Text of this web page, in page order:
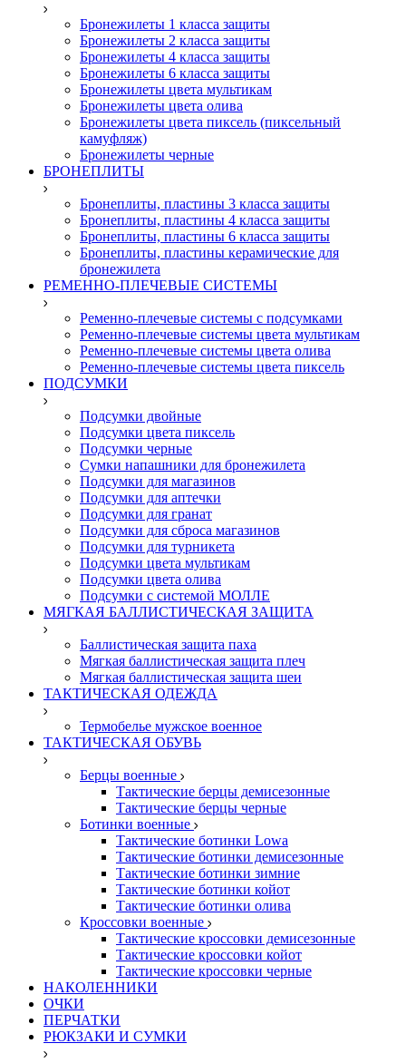
Бронежилеты 1 класса защиты
Бронежилеты 2 класса защиты
Бронежилеты 4 класса защиты
Бронежилеты 6 класса защиты
Бронежилеты цвета мультикам
Бронежилеты цвета олива
Бронежилеты цвета пиксель (пиксельный
камуфляж)
Бронежилеты черные
БРОНЕПЛИТЫ
Бронеплиты, пластины 3 класса защиты
Бронеплиты, пластины 4 класса защиты
Бронеплиты, пластины 6 класса защиты
Бронеплиты, пластины керамические для
бронежилета
РЕМЕННО-ПЛЕЧЕВЫЕ СИСТЕМЫ
Ременно-плечевые системы с подсумками
Ременно-плечевые системы цвета мультикам
Ременно-плечевые системы цвета олива
Ременно-плечевые системы цвета пиксель
ПОДСУМКИ
Подсумки двойные
Подсумки цвета пиксель
Подсумки черные
Сумки напашники для бронежилета
Подсумки для магазинов
Подсумки для аптечки
Подсумки для гранат
Подсумки для сброса магазинов
Подсумки для турникета
Подсумки цвета мультикам
Подсумки цвета олива
Подсумки с системой МОЛЛЕ
МЯГКАЯ БАЛЛИСТИЧЕСКАЯ ЗАЩИТА
Баллистическая защита паха
Мягкая баллистическая защита плеч
Мягкая баллистическая защита шеи
ТАКТИЧЕСКАЯ ОДЕЖДА
Термобелье мужское военное
ТАКТИЧЕСКАЯ ОБУВЬ
Берцы военные
Тактические берцы демисезонные
Тактические берцы черные
Ботинки военные
Тактические ботинки Lowa
Тактические ботинки демисезонные
Тактические ботинки зимние
Тактические ботинки койот
Тактические ботинки олива
Кроссовки военные
Тактические кроссовки демисезонные
Тактические кроссовки койот
Тактические кроссовки черные
НАКОЛЕННИКИ
ОЧКИ
ПЕРЧАТКИ
РЮКЗАКИ И СУМКИ